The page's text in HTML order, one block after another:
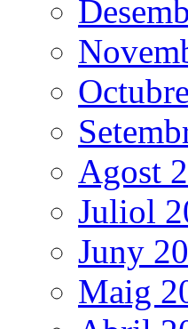
Agost
Juliol
Juny
Maig